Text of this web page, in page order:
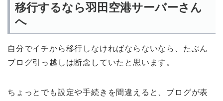
移行するなら羽田空港サーバーさん
へ
自分でイチから移行しなければならないなら、たぶん
ブログ引っ越しは断念していたと思います。
ちょっとでも設定や手続きを間違えると、ブログが表